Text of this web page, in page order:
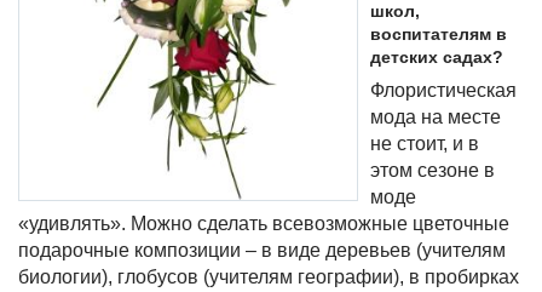
школ,
воспитателям в
детских садах?
Флористическая
мода на месте
не стоит, и в
этом сезоне в
моде
«удивлять». Можно сделать всевозможные цветочные
подарочные композиции – в виде деревьев (учителям
биологии), глобусов (учителям географии), в пробирках